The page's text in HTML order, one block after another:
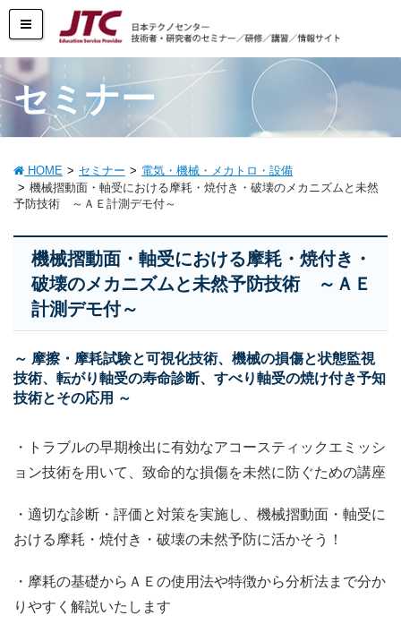
セミナー
HOME セミナー
電気・機械・メカトロ・設備
機械摺動面・軸受における摩耗・焼付き・破壊のメカニズムと未然
予防技術 ～ＡＥ計測デモ付～
機械摺動面・軸受における摩耗・焼付き・
破壊のメカニズムと未然予防技術 ～ＡＥ
計測デモ付～
～ 摩擦・摩耗試験と可視化技術、機械の損傷と状態監視
技術、転がり軸受の寿命診断、すべり軸受の焼け付き予知
技術とその応用 ～
・トラブルの早期検出に有効なアコースティックエミッシ
ョン技術を用いて、致命的な損傷を未然に防ぐための講座
・適切な診断・評価と対策を実施し、機械摺動面・軸受に
おける摩耗・焼付き・破壊の未然予防に活かそう！
・摩耗の基礎からＡＥの使用法や特徴から分析法まで分か
りやすく解説いたします